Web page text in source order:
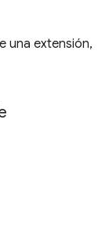
una extensión,